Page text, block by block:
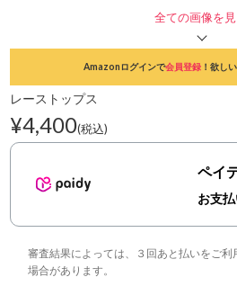
全ての画像を
Amazonログインで会員登録！欲し
レーストップス
¥4,400(税込)
ペイ
お支
審査結果によっては、３回あと払いをご利
場合があります。